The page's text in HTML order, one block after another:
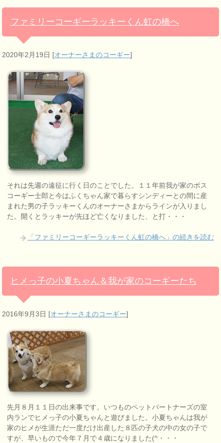
ファミリーコーギーラッキーくん虹の橋へ
2020年2月19日 [オーナーさまのコーギー]
それは先週の遠征に行く日のことでした。１１年前我が家のボス
コーギー士郎と今はふくちゃん家で暮らすシンディーとの間に産
まれた男の子ラッキーくんのオーナーさまからラインが入りまし
た。開くとラッキーが先ほど亡くなりました、と打・・・
「ファミリーコーギーラッキーくん虹の橋へ」の続きを読む
ヒメっ子の小夏ちゃん＆我が家のコーギーたち
2016年9月3日 [オーナーさまのコーギー]
先月８月１１日の出来事です。いつものペットパートナーズの室
内ランでヒメっ子の小夏ちゃんと遊びました。小夏ちゃんは我が
家のヒメが生涯ただ一度だけ出産した８匹の子犬の中の女の子で
すが、早いもので今年７月で４歳になりました(^・・・